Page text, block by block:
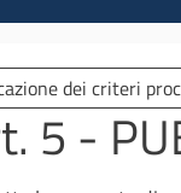
dei criteri
5 -